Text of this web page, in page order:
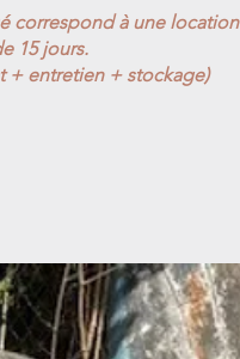
correspond à une location
15 jours.
+ entretien + stockage)